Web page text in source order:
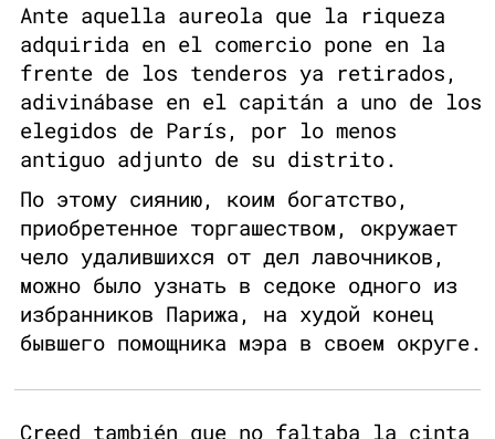
Ante aquella aureola que la riqueza
adquirida en el comercio pone en la
frente de los tenderos ya retirados,
adivinábase en el capitán a uno de los
elegidos de París, por lo menos
antiguo adjunto de su distrito.
По этому сиянию, коим богатство,
приобретенное торгашеством, окружает
чело удалившихся от дел лавочников,
можно было узнать в седоке одного из
избранников Парижа, на худой конец
бывшего помощника мэра в своем округе.
Creed también que no faltaba la cinta